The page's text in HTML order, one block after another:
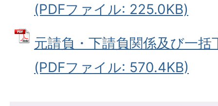
(PDFファイル: 225.0KB)
元請負・下請負関係及び一
(PDFファイル: 570.4KB)